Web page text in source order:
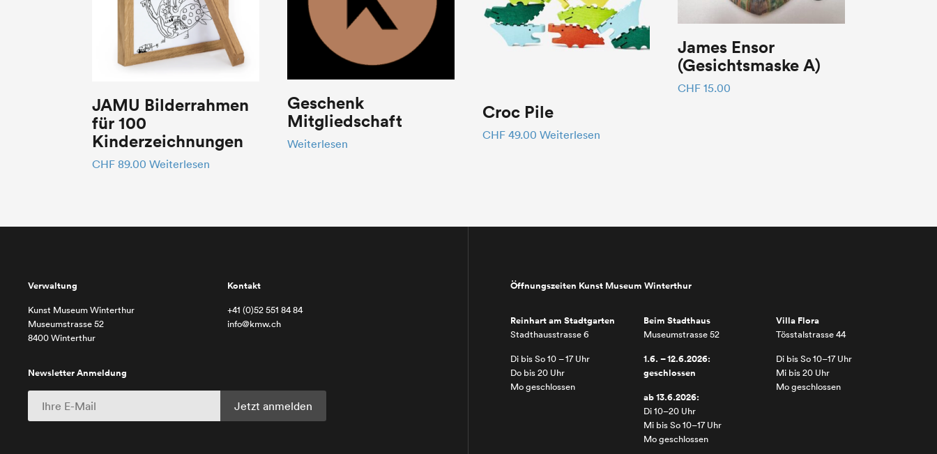
JAMU Bilderrahmen
für 100
Kinderzeichnungen
CHF 89.00 Weiterlesen
Geschenk
Mitgliedschaft
Weiterlesen
Croc Pile
CHF 49.00 Weiterlesen
James Ensor
(Gesichtsmaske A)
CHF 15.00
Verwaltung
Kunst Museum Winterthur
Museumstrasse 52
8400 Winterthur
Kontakt
+41 (0)52 551 84 84
info@kmw.ch
Newsletter Anmeldung
Öffnungszeiten Kunst Museum Winterthur
Reinhart am Stadtgarten
Stadthausstrasse 6
Di bis So 10 – 17 Uhr
Do bis 20 Uhr
Mo geschlossen
Beim Stadthaus
Museumstrasse 52
1.6. – 12.6.2026:
geschlossen
ab 13.6.2026:
Di 10–20 Uhr
Mi bis So 10–17 Uhr
Mo geschlossen
Villa Flora
Tösstalstrasse 44
Di bis So 10–17 Uhr
Mi bis 20 Uhr
Mo geschlossen